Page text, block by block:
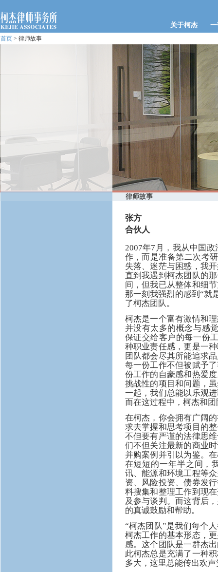
关于柯杰
首页> 律师故事
律师故事
张方
合伙人
2007年7月，我从中国
作，而是准备第二次考
失落、迷茫与困惑，我
直到我遇到柯杰团队的
间，但我已从整体和细
那一刻我强烈的感到“就
了柯杰团队。
柯杰是一个富有激情和
并没有太多的概念与感
保证交给客户的每一份
种职业责任感，更是一
团队都会尽其所能追求
每一份工作不但被赋予
份工作的自豪感和热爱
挑战性的项目和问题，
一起，我们总能以乐观
而在这过程中，柯杰和
在柯杰，你会拥有广阔
求去掌握和思考项目的
不但要有严谨的法律思
们不但关注最新的商业
并购案例并引以为鉴。
在短短的一年半之间，
讯、能源和环境工程等
资、风险投资、债券发
料搜集和整理工作到现
及参与谈判。而这背后
的真诚鼓励和帮助。
“柯杰团队”是我们每个
柯杰工作的基本形态，
感。这个团队是一群杰
此柯杰总是充满了一种
多大，这里总能传出欢